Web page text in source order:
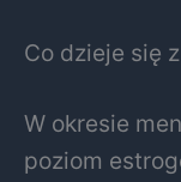
Co dzieje się
W okresie
poziom